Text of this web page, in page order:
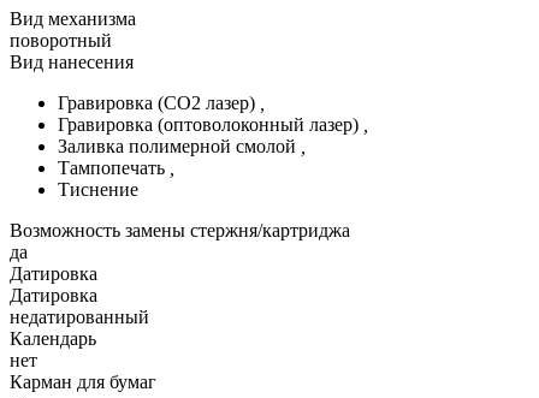
Вид механизма
поворотный
Вид нанесения
Гравировка (CO2 лазер)
Гравировка (оптоволоконный лазер)
Заливка полимерной смолой
Тампопечать
Тиснение
Возможность замены стержня/картриджа
да
Датировка
Датировка
недатированный
Календарь
нет
Карман для бумаг